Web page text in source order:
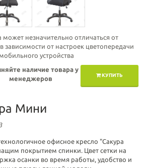
может незначительно отличаться от
зависимости от настроек цветопередачи
устройства
КУПИТЬ
наличие товара у
менеджеров
Мини
офисное кресло "Сакура
покрытием спинки. Цвет сетки на
осанки во время работы, удобство и